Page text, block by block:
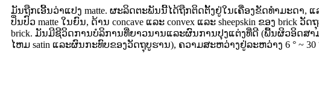
ມັນຖືກເອີ້ນວ່າແປງ matte. ຜະລິດຕະພັນນີ້ໄດ້ຖືກຕິດຕັ້ງຢູ່ໃນເຄື່ອງຂັດທໍາມະດາ,
ປິ່ນປົວ matte ໃນຍົນ, ດ້ານ concave ແລະ convex ແລະ sheepskin ຂອງ brick ວັດ
brick. ມັນມີຊີວິດການບໍລິການທີ່ຍາວນານແລະຜົນການປຸງແຕ່ງທີ່ດີ (ພື້ນຜິວອິດສາ
ໄຫມ satin ແລະຜົນກະທົບຂອງວັດຖຸບູຮານ), ຄວາມສະຫວ່າງຢູ່ລະຫວ່າງ 6 ° ~ 30